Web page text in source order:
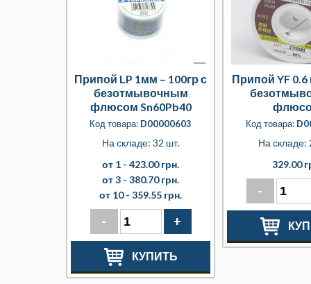
Припой LP 1мм – 100гр с
безотмывочным
флюсом Sn60Pb40
Код товара: D00000603
На складе: 32 шт.
от 1 - 423.00 грн.
от 3 - 380.70 грн.
от 10 - 359.55 грн.
- +
КУПИТЬ
Припой YF 0.6
Код товара:
На складе:
329.00
-